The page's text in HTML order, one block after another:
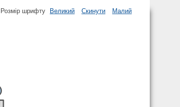
Розмір шрифту Великий Скинути Малий